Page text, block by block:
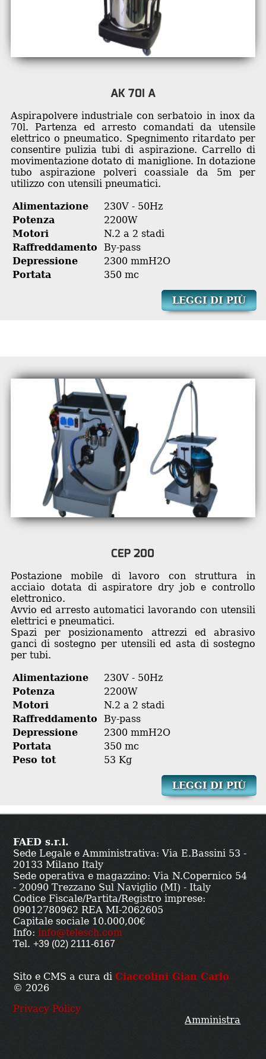
AK 70I A
Aspirapolvere industriale con serbatoio in inox da
70l. Partenza ed arresto comandati da utensile
elettrico o pneumatico. Spegnimento ritardato per
consentire pulizia tubi di aspirazione. Carrello di
movimentazione dotato di maniglione. In dotazione
tubo aspirazione polveri coassiale da 5m per
utilizzo con utensili pneumatici.
Alimentazione
230V - 50Hz
Potenza
2200W
Motori
N.2 a 2 stadi
Raffreddamento
By-pass
Depressione
2300 mmH2O
Portata
350 mc
LEGGI DI PIÙ
CEP 200
Postazione mobile di lavoro con struttura in
acciaio dotata di aspiratore dry job e controllo
elettronico.
Avvio ed arresto automatici lavorando con utensili
elettrici e pneumatici.
Spazi per posizionamento attrezzi ed abrasivo
ganci di sostegno per utensili ed asta di sostegno
per tubi.
Alimentazione
230V - 50Hz
Potenza
2200W
Motori
N.2 a 2 stadi
Raffreddamento
By-pass
Depressione
2300 mmH2O
Portata
350 mc
Peso tot
53 Kg
LEGGI DI PIÙ
FAED s.r.l.
Sede Legale e Amministrativa:Via E.Bassini 53-
20133 Milano Italy
Sede operativa e magazzino: Via N.Copernico 54
- 20090 Trezzano Sul Naviglio (MI) - Italy
Codice Fiscale/Partita/Registro imprese:
09012780962 REA MI-2062605
Capitale sociale 10.000,00€
Info:info@telesch.com
Tel.+39 (02) 2111-6167
Sito e CMS a cura diCiaccolini Gian Carlo
© 2026
Privacy Policy
Amministra